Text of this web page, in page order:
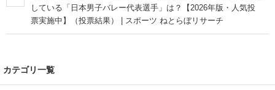
している「日本男子バレー代表選手」は？【2026年版・人気投
票実施中】（投票結果） | スポーツ ねとらぼリサーチ
カテゴリ一覧